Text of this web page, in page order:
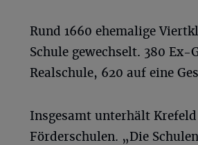
Rund 1660 ehemalige
Schule gewechselt. 380 Ex-
Realschule, 620 auf eine
Insgesamt unterhält
Förderschulen. „Die